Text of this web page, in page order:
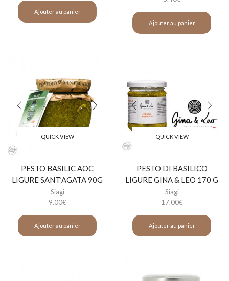
Ajouter au panier
Ajouter au panier
QUICK VIEW
PESTO BASILIC AOC
LIGURE SANT’AGATA 90G
Siagi
9.00€
Ajouter au panier
QUICK VIEW
PESTO DI BASILICO
LIGURE GINA & LEO 170 G
Siagi
17.00€
Ajouter au panier